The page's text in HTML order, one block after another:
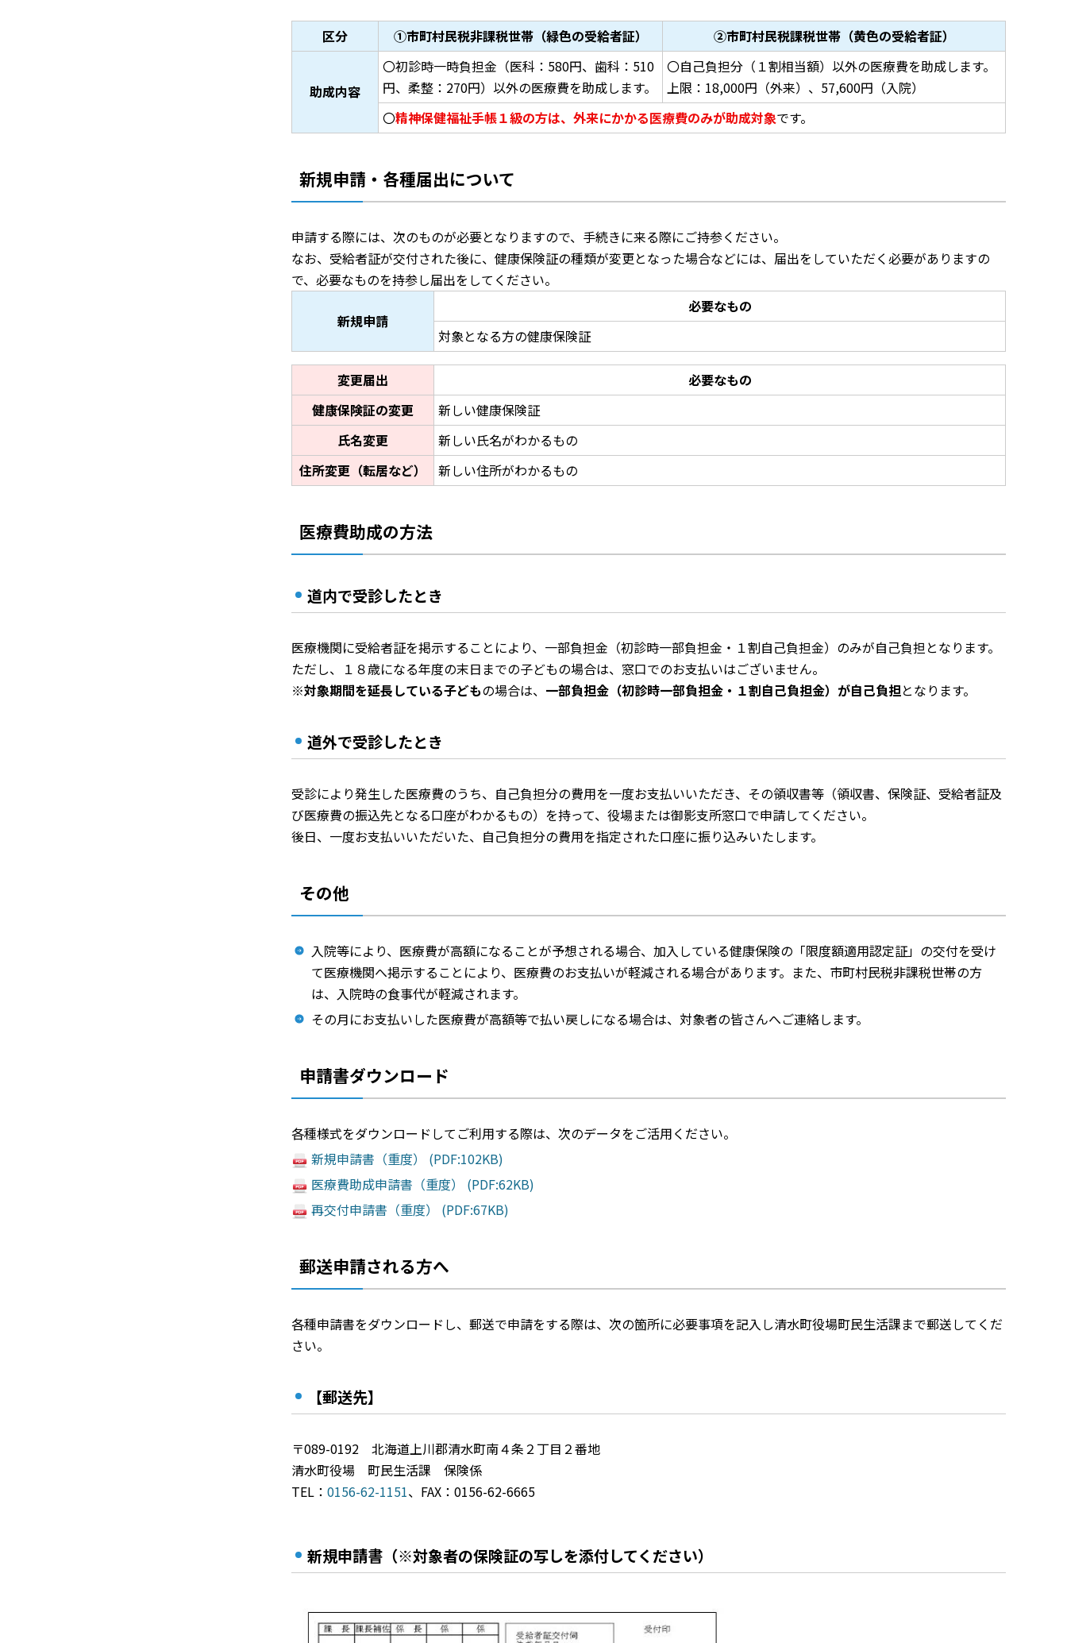
区分 ①市町村民税非課税世帯（緑色の受給者証） ②市町村民税課税世帯（黄色の受給者証）
助成内容
〇初診時一時負担金（医科：580円、歯科：510
円、柔整：270円）以外の医療費を助成します。
〇自己負担分（１割相当額）以外の医療費を助成します。
上限：18,000円（外来）、57,600円（入院）
〇精神保健福祉手帳１級の方は、外来にかかる医療費のみが助成対象です。
新規申請・各種届出について
申請する際には、次のものが必要となりますので、手続きに来る際にご持参ください。
なお、受給者証が交付された後に、健康保険証の種類が変更となった場合などには、届出をしていただく必要がありますの
で、必要なものを持参し届出をしてください。
新規申請
必要なもの
対象となる方の健康保険証
変更届出
必要なもの
健康保険証の変更
新しい健康保険証
氏名変更
新しい氏名がわかるもの
住所変更（転居など）
新しい住所がわかるもの
医療費助成の方法
道内で受診したとき
医療機関に受給者証を掲示することにより、一部負担金（初診時一部負担金・１割自己負担金）のみが自己負担となります。
ただし、１８歳になる年度の末日までの子どもの場合は、窓口でのお支払いはございません。
※対象期間を延長している子どもの場合は、 一部負担金（初診時一部負担金・１割自己負担金）が自己負担となります。
道外で受診したとき
受診により発生した医療費のうち、自己負担分の費用を一度お支払いいただき、その領収書等（領収書、保険証、受給者証及
び医療費の振込先となる口座がわかるもの）を持って、役場または御影支所窓口で申請してください。
後日、一度お支払いいただいた、自己負担分の費用を指定された口座に振り込みいたします。
その他
入院等により、医療費が高額になることが予想される場合、加入している健康保険の「限度額適用認定証」の交付を受け
て医療機関へ掲示することにより、医療費のお支払いが軽減される場合があります。また、市町村民税非課税世帯の方
は、入院時の食事代が軽減されます。
その月にお支払いした医療費が高額等で払い戻しになる場合は、対象者の皆さんへご連絡します。
申請書ダウンロード
各種様式をダウンロードしてご利用する際は、次のデータをご活用ください。
新規申請書（重度） (PDF:102KB)
医療費助成申請書（重度） (PDF:62KB)
再交付申請書（重度） (PDF:67KB)
郵送申請される方へ
各種申請書をダウンロードし、郵送で申請をする際は、次の箇所に必要事項を記入し清水町役場町民生活課まで郵送してくだ
さい。
【郵送先】
〒089-0192 北海道上川郡清水町南４条２丁目２番地
清水町役場 町民生活課 保険係
TEL： 0156-62-1151、FAX：0156-62-6665
新規申請書（※対象者の保険証の写しを添付してください）